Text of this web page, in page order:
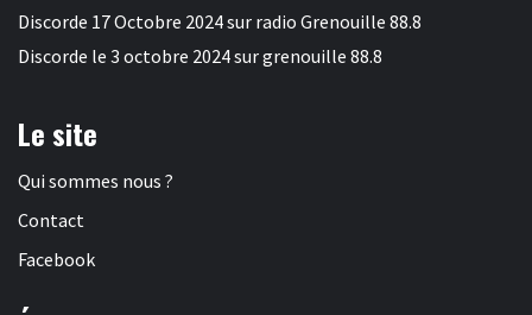
Discorde 17 Octobre 2024 sur radio Grenouille 88.8
Discorde le 3 octobre 2024 sur grenouille 88.8
Le site
Qui sommes nous ?
Contact
Facebook